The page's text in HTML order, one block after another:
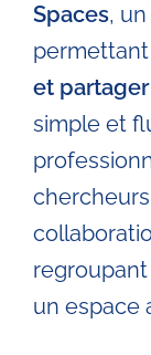
Spaces,
et
simple et
un espace